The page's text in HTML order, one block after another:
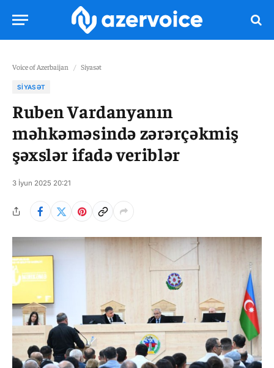
Voice of Azerbaijan / Siyasət
SIYASƏT
Ruben Vardanyanın
məhkəməsində zərərçəkmiş
şəxslər ifadə veriblər
3 İyun 2025 20:21